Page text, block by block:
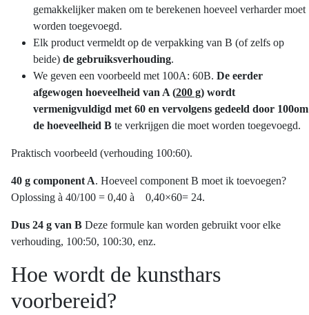
gemakkelijker maken om te berekenen hoeveel verharder moet
worden toegevoegd.
Elk product vermeldt op de verpakking van B (of zelfs op
beide) de gebruiksverhouding.
We geven een voorbeeld met 100A: 60B. De eerder
afgewogen hoeveelheid van A (200 g) wordt
vermenigvuldigd met 60 en vervolgens gedeeld door 100om
de hoeveelheid B te verkrijgen die moet worden toegevoegd.
Praktisch voorbeeld (verhouding 100:60).
40 g component A. Hoeveel component B moet ik toevoegen?
Oplossing à 40/100 = 0,40 à 0,40×60= 24.
Dus 24 g van B Deze formule kan worden gebruikt voor elke
verhouding, 100:50, 100:30, enz.
Hoe wordt de kunsthars
voorbereid?